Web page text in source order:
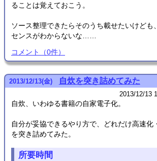
ることは覚えておこう。
ソース整理できたらそのうち載せたいけども
センスがわからないな……
コメント （0件）
2013/12/13(金) 自炊を突き詰めてみた
2013/12/13
自炊、いわゆる書籍の自家電子化。
自分が妥協できるやり方で、どれだけ高速化
を突き詰めてみた。
所要時間